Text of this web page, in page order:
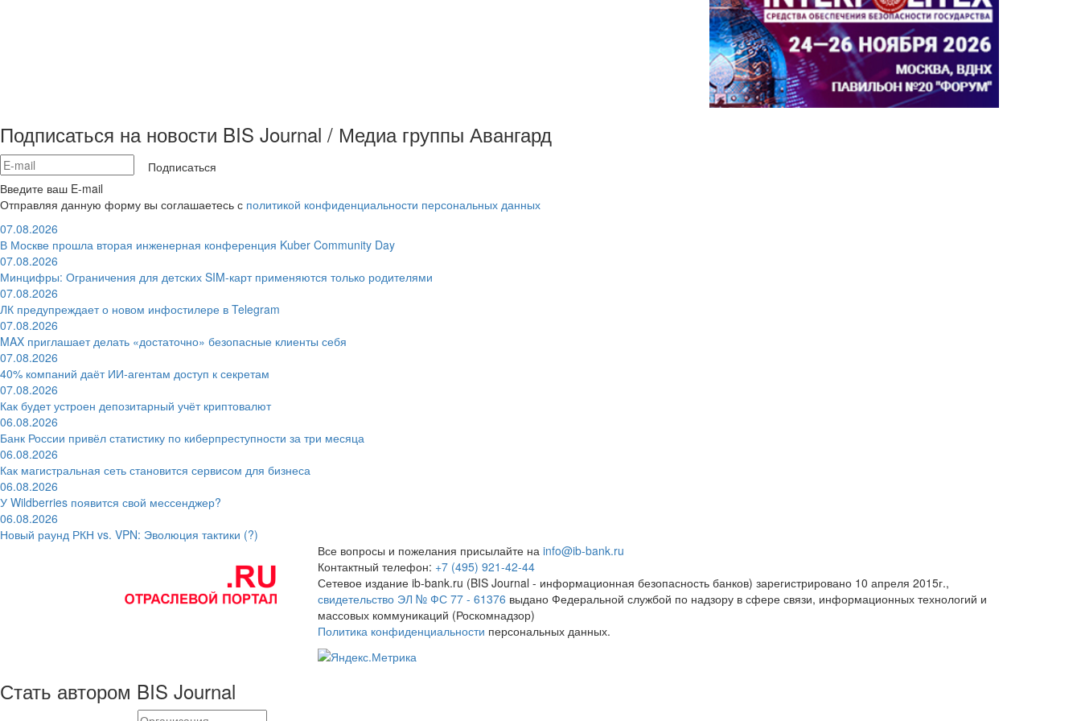
Подписаться на новости BIS Journal / Медиа группы Авангард
Подписаться
Введите ваш E-mail
Отправляя данную форму вы соглашаетесь с политикой конфиденциальности персональных данных
07.08.2026
В Москве прошла вторая инженерная конференция Kuber Community Day
07.08.2026
Минцифры: Ограничения для детских SIM-карт применяются только родителями
07.08.2026
ЛК предупреждает о новом инфостилере в Telegram
07.08.2026
MAX приглашает делать «достаточно» безопасные клиенты себя
07.08.2026
40% компаний даёт ИИ‑агентам доступ к секретам
07.08.2026
Как будет устроен депозитарный учёт криптовалют
06.08.2026
Банк России привёл статистику по киберпреступности за три месяца
06.08.2026
Как магистральная сеть становится сервисом для бизнеса
06.08.2026
У Wildberries появится свой мессенджер?
06.08.2026
Новый раунд РКН vs. VPN: Эволюция тактики (?)
Все вопросы и пожелания присылайте на info@ib-bank.ru
Контактный телефон: +7 (495) 921-42-44
Сетевое издание ib-bank.ru (BIS Journal - информационная безопасность банков) зарегистрировано 10 апреля 2015г.,
свидетельство ЭЛ № ФС 77 - 61376 выдано Федеральной службой по надзору в сфере связи, информационных технологий и
массовых коммуникаций (Роскомнадзор)
Политика конфиденциальности персональных данных.
Стать автором BIS Journal